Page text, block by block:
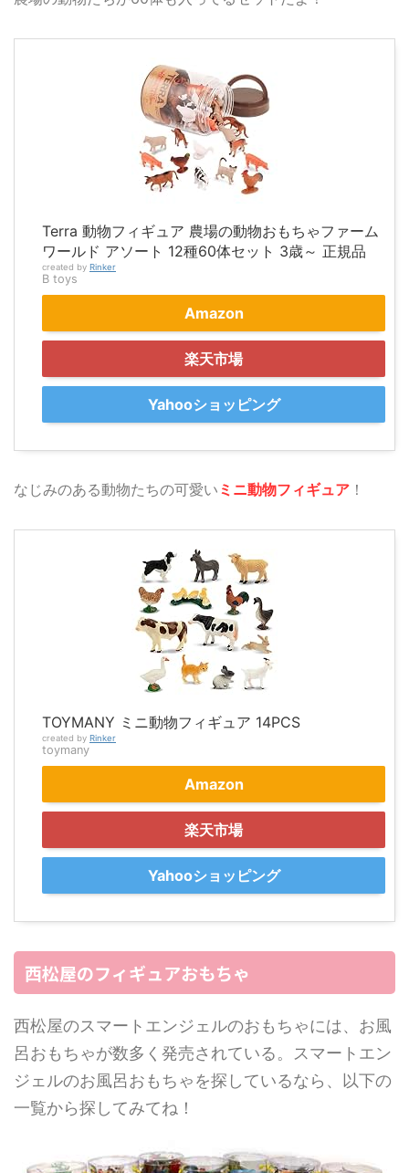
Terra 動物フィギュア 農場の動物おもちゃファーム
ワールド アソート 12種60体セット 3歳～ 正規品
created by Rinker
B toys
Amazon
楽天市場
Yahooショッピング
なじみのある動物たちの可愛い ミニ動物フィギュア ！
TOYMANY ミニ動物フィギュア 14PCS
created by Rinker
toymany
Amazon
楽天市場
Yahooショッピング
西松屋のフィギュアおもちゃ
西松屋のスマートエンジェルのおもちゃには、お風
呂おもちゃが数多く発売されている。スマートエン
ジェルのお風呂おもちゃを探しているなら、以下の
一覧から探してみてね！